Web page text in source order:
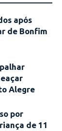
após
de Bonfim
Alegre
por
de 11